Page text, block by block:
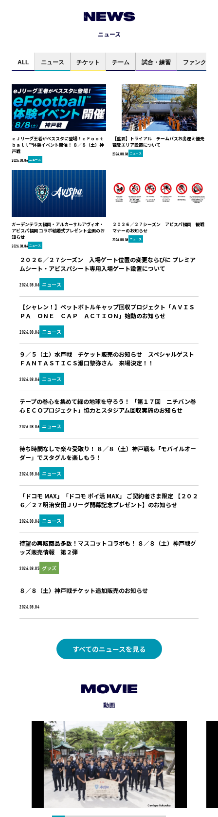
NEWS
ニュース
ALL ニュース チケット チーム 試合・練習 ファンクラブ
ｅＪリーグ王者がベススタに登場！ｅＦｏｏｔ
ｂａｌｌ™体験イベント開催！ ８／８（土）神
戸戦
2026.08.06 ニュース
【重要】トライアル チームバスお出迎え優先
観覧エリア設置について
2026.08.06 ニュース
ガーデンテラス福岡・アルカーサルアヴィオ・
アビスパ福岡 コラボ結婚式プレゼント企画のお
知らせ
2026.08.06 ニュース
２０２６／２７シーズン アビスパ福岡 観戦
マナーのお知らせ
2026.08.06 ニュース
2026.08.06 ニュース
２０２６／２７シーズン 入場ゲート位置の変更ならびに プレミア
ムシート・アビスパシート専用入場ゲート設置について
2026.08.06 ニュース
【シャレン！】ペットボトルキャップ回収プロジェクト「ＡＶＩＳ
ＰＡ ＯＮＥ ＣＡＰ ＡＣＴＩＯＮ」始動のお知らせ
2026.08.06 ニュース
９／５（土）水戸戦 チケット販売のお知らせ スペシャルゲスト
ＦＡＮＴＡＳＴＩＣＳ瀬口黎弥さん 来場決定！！
2026.08.06 ニュース
テープの巻心を集めて緑の地球を守ろう！ 「第１７回 ニチバン巻
心ＥＣＯプロジェクト」協力とスタジアム回収実施のお知らせ
2026.08.06 ニュース
待ち時間なしで楽々受取り！ ８／８（土）神戸戦も「モバイルオー
ダー」でスタグルを楽しもう！
2026.08.06 ニュース
「ドコモ MAX」「ドコモ ポイ活 MAX」 ご契約者さま限定 【２０２
６／２７明治安田Ｊリーグ開幕記念プレゼント】のお知らせ
2026.08.05 グッズ
待望の再販商品多数！マスコットコラボも！ ８／８（土）神戸戦グ
ッズ販売情報 第２弾
2026.08.04
８／８（土）神戸戦チケット追加販売のお知らせ
すべてのニュースを見る
MOVIE
動画